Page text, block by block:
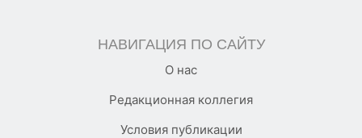
НАВИГАЦИЯ ПО САЙТУ
О нас
Редакционная коллегия
Условия публикации